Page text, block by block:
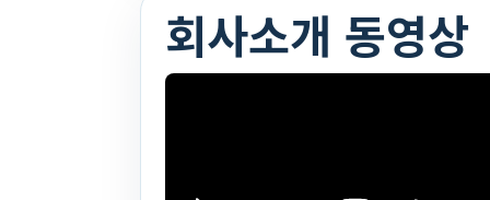
회사소개 동영상